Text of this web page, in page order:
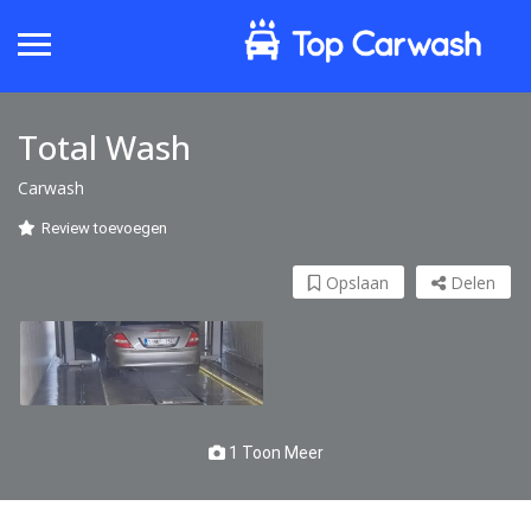
Total Wash
Carwash
Review toevoegen
Delen
Opslaan
1 Toon Meer